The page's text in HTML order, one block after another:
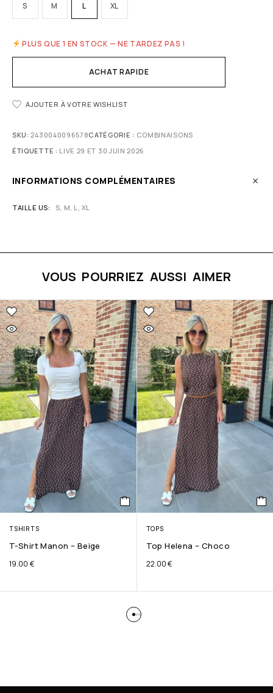
S M L XL
PLUS QUE 1 EN STOCK — NE TARDEZ PAS !
ACHAT RAPIDE
AJOUTER À VOTRE WISHLIST
SKU:2430040096578CATÉGORIE : COMBINAISONS
ÉTIQUETTE : LIVE 29 ET 30 JUIN 2026
INFORMATIONS COMPLÉMENTAIRES
TAILLE US S, M, L, XL
VOUS POURRIEZ AUSSI AIMER
TSHIRTS
T-Shirt Manon – Beige
19.00 €
TOPS
Top Helena – Choco
22.00€